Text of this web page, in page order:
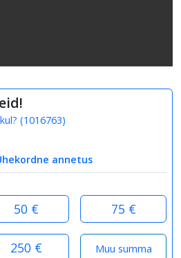
(1016763)
annetus
50 € 75 €
250 €